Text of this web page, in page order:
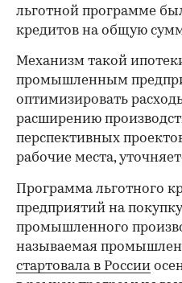
льготной программе
кредитов на общую
Механизм такой
промышленным
оптимизировать
расширению
перспективных
рабочие места,
Программа льготного
предприятий на
промышленного
называемая
стартовала в России